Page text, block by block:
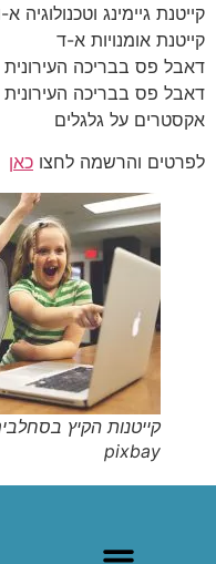
קייטנת גיימינג וטכנולוגיה א-
קייטנת אומנויות א-ד
דאבל פס בבריכה העירונית
דאבל פס בבריכה
אקסטרים על גלגלים
לפרטים והרשמה לחצו כאן
קייטנות הקיץ
pixbay